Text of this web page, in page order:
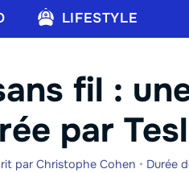
LIFESTYLE
fil :
par
par Christophe Cohen • Durée